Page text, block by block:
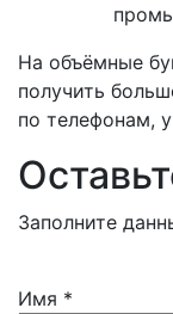
На объёмные
получить
по телефонам,
Заполните
Имя *